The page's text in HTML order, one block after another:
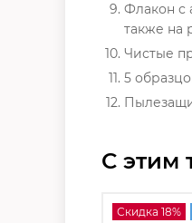
Флакон с
также на
Чистые
5
С этим
Скидка 18%